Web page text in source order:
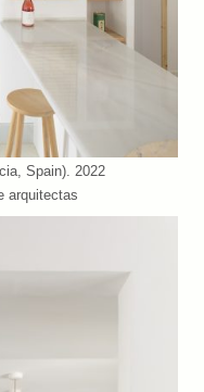
Spain). 2022
arquitectas